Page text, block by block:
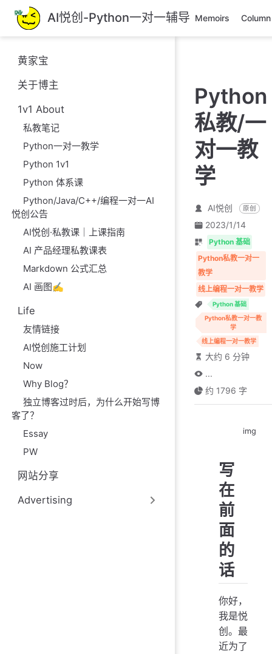
跳
至
主
要
內
容
AI悦创-Python一对一辅导 Memoirs Column
黄家宝
关于博主
1v1 About
私教笔记
Python一对一教学
Python 1v1
Python 体系课
Python/Java/C++/编程一对一AI
悦创公告
AI悦创·私教课｜上课指南
AI 产品经理私教课表
Markdown 公式汇总
AI 画图✍️
Life
友情链接
AI悦创施工计划
Now
Why Blog？
独立博客过时后，为什么开始写博
客了？
Essay
PW
网站分享
Advertising
Python
私教/一
对一教
学
AI悦创 原创
2023/1/14
Python 基础
Python私教一对一
教学
线上编程一对一教学
Python 基础
Python私教一对一教
学
线上编程一对一教学
大约 6 分钟
...
约 1796 字
img
写
在
前
面
的
话
你好，
我是悦
创。最
近为了